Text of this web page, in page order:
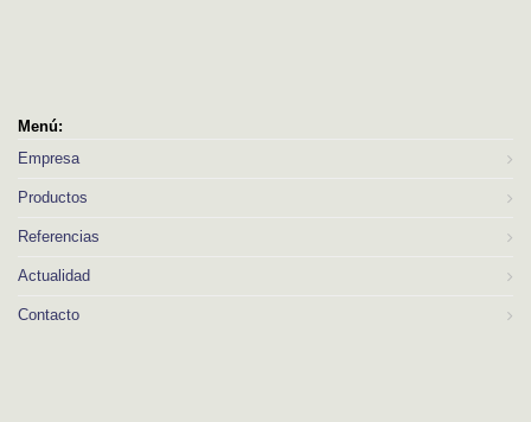
Menú:
Empresa
Productos
Referencias
Actualidad
Contacto